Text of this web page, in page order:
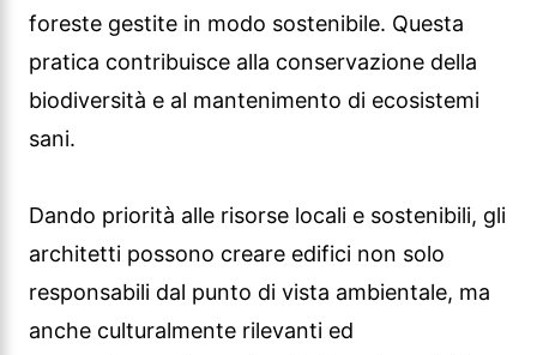
foreste gestite in modo sostenibile. Questa
pratica contribuisce alla conservazione della
biodiversità e al mantenimento di ecosistemi
sani.
Dando priorità alle risorse locali e sostenibili, gli
architetti possono creare edifici non solo
responsabili dal punto di vista ambientale, ma
anche culturalmente rilevanti ed